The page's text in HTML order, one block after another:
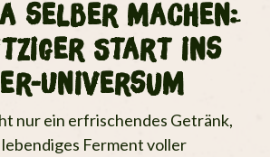
selber machen:
Start ins
Universum
nur ein erfrischendes Getränk,
Ferment voller